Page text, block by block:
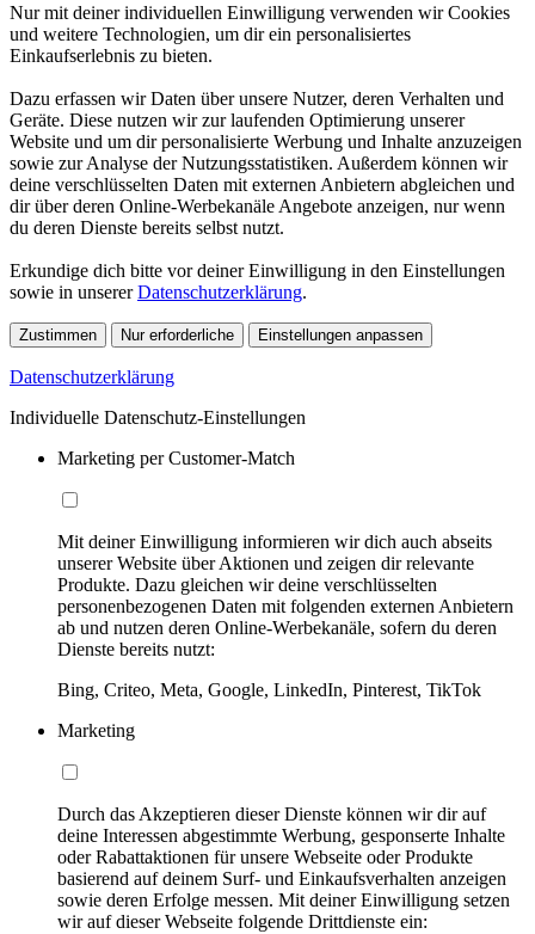
Nur mit deiner individuellen Einwilligung verwenden wir Cookies
und weitere Technologien, um dir ein personalisiertes
Einkaufserlebnis zu bieten.
Dazu erfassen wir Daten über unsere Nutzer, deren Verhalten und
Geräte. Diese nutzen wir zur laufenden Optimierung unserer
Website und um dir personalisierte Werbung und Inhalte anzuzeigen
sowie zur Analyse der Nutzungsstatistiken. Außerdem können wir
deine verschlüsselten Daten mit externen Anbietern abgleichen und
dir über deren Online-Werbekanäle Angebote anzeigen, nur wenn
du deren Dienste bereits selbst nutzt.
Erkundige dich bitte vor deiner Einwilligung in den Einstellungen
sowie in unsererDatenschutzerklärung.
Zustimmen Nur erforderliche Einstellungen anpassen
Datenschutzerklärung
Individuelle Datenschutz-Einstellungen
Marketing per Customer-Match
Mit deiner Einwilligung informieren wir dich auch abseits
unserer Website über Aktionen und zeigen dir relevante
Produkte. Dazu gleichen wir deine verschlüsselten
personenbezogenen Daten mit folgenden externen Anbietern
ab und nutzen deren Online-Werbekanäle, sofern du deren
Dienste bereits nutzt:
Bing, Criteo, Meta, Google, LinkedIn, Pinterest, TikTok
Marketing
Durch das Akzeptieren dieser Dienste können wir dir auf
deine Interessen abgestimmte Werbung, gesponserte Inhalte
oder Rabattaktionen für unsere Webseite oder Produkte
basierend auf deinem Surf- und Einkaufsverhalten anzeigen
sowie deren Erfolge messen. Mit deiner Einwilligung setzen
wir auf dieser Webseite folgende Drittdienste ein: